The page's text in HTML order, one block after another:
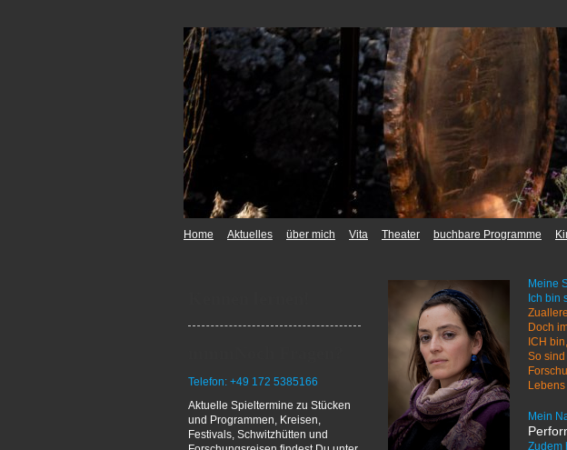
Home Aktuelles über mich Vita Theater buchbare Programme
Meine
Ich bin
Doch
ICH
So
Lebens
Mein
Zudem
Telefon: +49 172 5385166
Aktuelle Spieltermine zu Stücken
und Programmen, Kreisen,
Festivals, Schwitzhütten und